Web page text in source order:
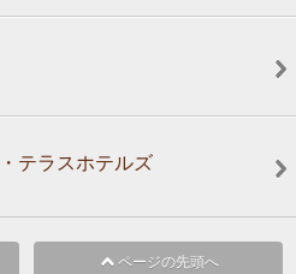
テラスホテルズ
ページの先頭へ